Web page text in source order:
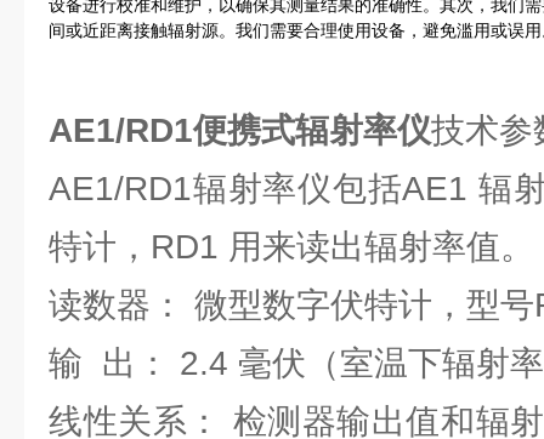
设备进行校准和维护，以确保其测量结果的准确性。其次，我们
间或近距离接触辐射源。我们需要合理使用设备，避免滥用或误
AE1/RD1便携式辐射率仪技术参
AE1/RD1辐射率仪包括AE1 辐
特计，RD1 用来读出辐射率值。
读数器： 微型数字伏特计，型号
输 出： 2.4 毫伏（室温下辐射
线性关系： 检测器输出值和辐